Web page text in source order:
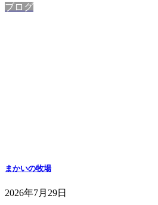
ブログ
まかいの牧場
2026年7月29日